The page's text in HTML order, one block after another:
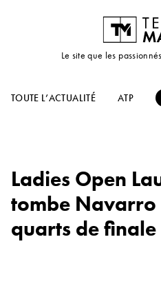
Le site que les
TOUTE L’ACTUALITÉ ATP
Ladies Open
tombe Navarro
quarts de finale